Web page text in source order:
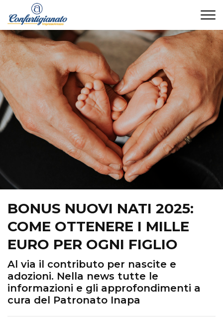
BONUS NUOVI NATI 2025:
COME OTTENERE I MILLE
EURO PER OGNI FIGLIO
Al via il contributo per nascite e
adozioni. Nella news tutte le
informazioni e gli approfondimenti a
cura del Patronato Inapa